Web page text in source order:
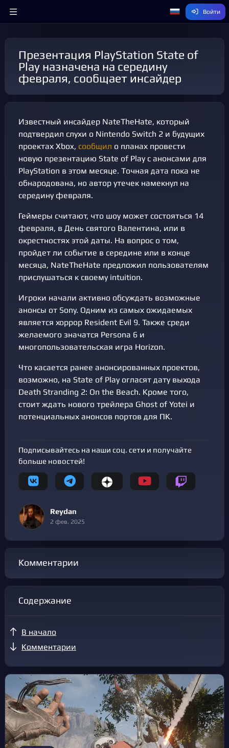
Войти
Презентация PlayStation State of
Play назначена на середину
февраля, сообщает инсайдер
Известный инсайдер NateTheHate, который
подтвердил слухи о Nintendo Switch 2 и будущих
проектах Xbox, сообщил о планах провести
новую презентацию State of Play с анонсами для
PlayStation в этом месяце. Точная дата пока не
обнародована, но автор утечек намекнул на
середину февраля.
Геймеры считают, что шоу может состояться 14
февраля, в День святого Валентина, или в
окрестностях этой даты. На вопрос о том,
пройдет ли событие в середине или в конце
месяца, NateTheHate предложил пользователям
прислушаться к своему intuition.
Игроки начали активно обсуждать возможные
анонсы от Sony. Одним из самых ожидаемых
является хоррор Resident Evil 9. Также среди
желаемого значатся Persona 6 и
многопользовательская игра Horizon.
Что касается ранее анонсированных проектов,
возможно, на State of Play огласят дату выхода
Death Stranding 2: On the Beach. Кроме того,
стоит ждать нового трейлера Ghost of Yotei и
потенциальных анонсов портов для ПК.
Подписывайтесь на наши соц. сети и получайте
больше новостей!
Reydan
2 фев. 2025
Комментарии
Содержание
В начало
Комментарии